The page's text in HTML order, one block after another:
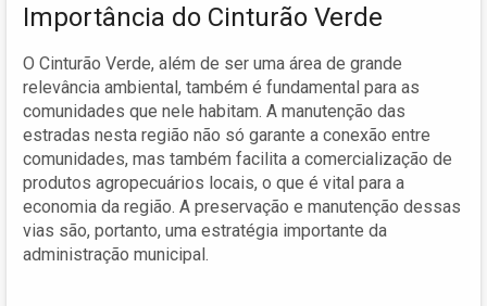
Importância do Cinturão Verde
O Cinturão Verde, além de ser uma área de grande
relevância ambiental, também é fundamental para as
comunidades que nele habitam. A manutenção das
estradas nesta região não só garante a conexão entre
comunidades, mas também facilita a comercialização de
produtos agropecuários locais, o que é vital para a
economia da região. A preservação e manutenção dessas
vias são, portanto, uma estratégia importante da
administração municipal.